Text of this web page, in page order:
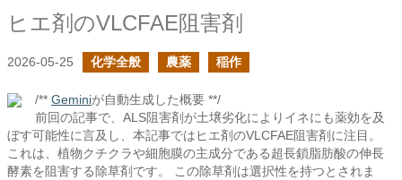
ヒエ剤のVLCFAE阻害剤
2026-05-25 化学全般 農薬 稲作
/** Geminiが自動生成した概要 **/
前回の記事で、ALS阻害剤が土壌劣化によりイネにも薬効を及
ぼす可能性に言及し、本記事ではヒエ剤のVLCFAE阻害剤に注目。
これは、植物クチクラや細胞膜の主成分である超長鎖脂肪酸の伸長
酵素を阻害する除草剤です。 この除草剤は選択性を持つとされま